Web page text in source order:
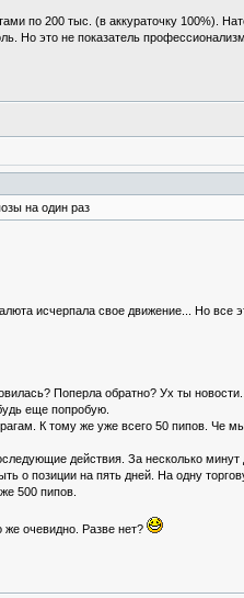
по 200 тыс. (в аккураточку 100%).
Но это не показатель
на один раз
исчерпала свое движение... Но все
Поперла обратно? Ух ты
еще попробую.
К тому же уже всего 50 пипов. Че
действия. За несколько
о позиции на пять дней. На одну
500 пипов.
очевидно. Разве нет?